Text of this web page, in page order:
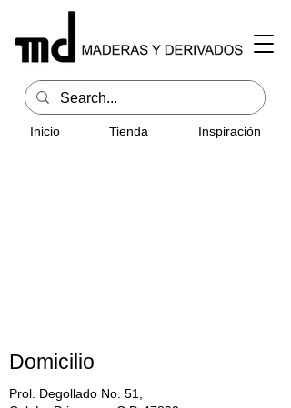
Inicio Tienda Inspiración
Domicilio
Prol. Degollado No. 51,